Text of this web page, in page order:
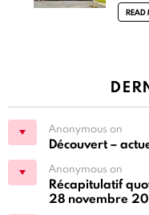
READ
Anonymous on
Découvert –
Anonymous on
Récapitulatif
28 novembre